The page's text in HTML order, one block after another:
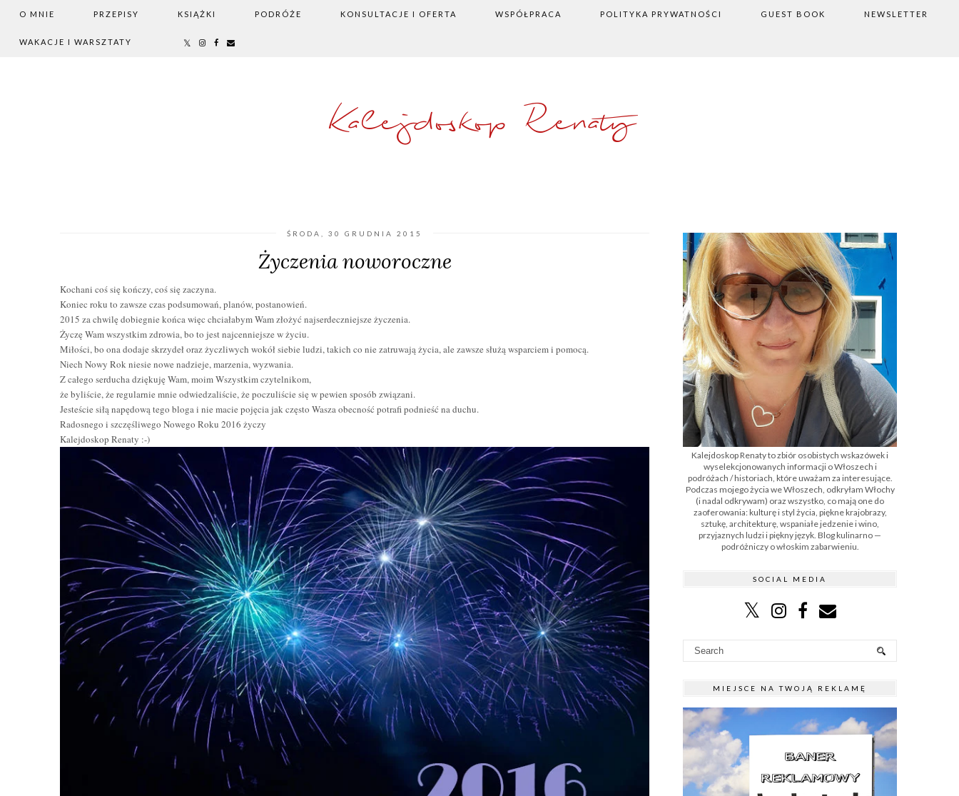
O MNIE PRZEPISY KSIĄŻKI PODRÓŻE KONSULTACJE I OFERTA WSPÓŁPRACA POLITYKA PRYWATNOŚCI GUEST BOOK NEWSLETTER
WAKACJE I WARSZTATY
Kalejdoskop Renaty
ŚRODA, 30 GRUDNIA 2015
Życzenia noworoczne
Kochani coś się kończy, coś się zaczyna.
Koniec roku to zawsze czas podsumowań, planów, postanowień.
2015 za chwilę dobiegnie końca więc chciałabym Wam złożyć najserdeczniejsze życzenia.
Życzę Wam wszystkim zdrowia, bo to jest najcenniejsze w życiu.
Miłości, bo ona dodaje skrzydeł oraz życzliwych wokół siebie ludzi, takich co nie zatruwają życia, ale zawsze służą wsparciem i pomocą.
Niech Nowy Rok niesie nowe nadzieje, marzenia, wyzwania.
Z całego serducha dziękuję Wam, moim Wszystkim czytelnikom,
że byliście, że regularnie mnie odwiedzaliście, że poczuliście się w pewien sposób związani.
Jesteście siłą napędową tego bloga i nie macie pojęcia jak często Wasza obecność potrafi podnieść na duchu.
Radosnego i szczęśliwego Nowego Roku 2016 życzy
Kalejdoskop Renaty :-)
Kalejdoskop Renaty to zbiór osobistych wskazówek i
wyselekcjonowanych informacji o Włoszech i
podróżach / historiach, które uważam za interesujące.
Podczas mojego życia we Włoszech, odkryłam Włochy
(i nadal odkrywam) oraz wszystko, co mają one do
zaoferowania: kulturę i styl życia, piękne krajobrazy,
sztukę, architekturę, wspaniałe jedzenie i wino,
przyjaznych ludzi i piękny język. Blog kulinarno —
podróżniczy o włoskim zabarwieniu.
SOCIAL MEDIA
MIEJSCE NA TWOJĄ REKLAMĘ